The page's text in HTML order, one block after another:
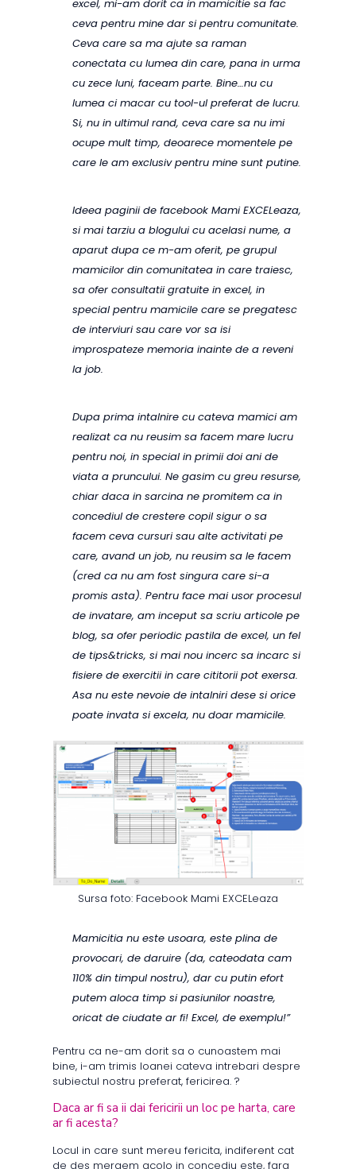
excel, mi-am dorit ca in mamicitie sa fac
ceva pentru mine dar si pentru comunitate.
Ceva care sa ma ajute sa raman
conectata cu lumea din care, pana in urma
cu zece luni, faceam parte. Bine…nu cu
lumea ci macar cu tool-ul preferat de lucru.
Si, nu in ultimul rand, ceva care sa nu imi
ocupe mult timp, deoarece momentele pe
care le am exclusiv pentru mine sunt putine.
Ideea paginii de facebook Mami EXCELeaza,
si mai tarziu a blogului cu acelasi nume, a
aparut dupa ce m-am oferit, pe grupul
mamicilor din comunitatea in care traiesc,
sa ofer consultatii gratuite in excel, in
special pentru mamicile care se pregatesc
de interviuri sau care vor sa isi
improspateze memoria inainte de a reveni
la job.
Dupa prima intalnire cu cateva mamici am
realizat ca nu reusim sa facem mare lucru
pentru noi, in special in primii doi ani de
viata a pruncului. Ne gasim cu greu resurse,
chiar daca in sarcina ne promitem ca in
concediul de crestere copil sigur o sa
facem ceva cursuri sau alte activitati pe
care, avand un job, nu reusim sa le facem
(cred ca nu am fost singura care si-a
promis asta). Pentru face mai usor procesul
de invatare, am inceput sa scriu articole pe
blog, sa ofer periodic pastila de excel, un fel
de tips&tricks, si mai nou incerc sa incarc si
fisiere de exercitii in care cititorii pot exersa.
Asa nu este nevoie de intalniri dese si orice
poate invata si excela, nu doar mamicile.
Sursa foto: Facebook Mami EXCELeaza
Mamicitia nu este usoara, este plina de
provocari, de daruire (da, cateodata cam
110% din timpul nostru), dar cu putin efort
putem aloca timp si pasiunilor noastre,
oricat de ciudate ar fi! Excel, de exemplu!”
Pentru ca ne-am dorit sa o cunoastem mai
bine, i-am trimis Ioanei cateva intrebari despre
subiectul nostru preferat, fericirea. ?
Daca ar fi sa ii dai fericirii un loc pe harta, care
ar fi acesta?
Locul in care sunt mereu fericita, indiferent cat
de des mergem acolo in concediu este, fara